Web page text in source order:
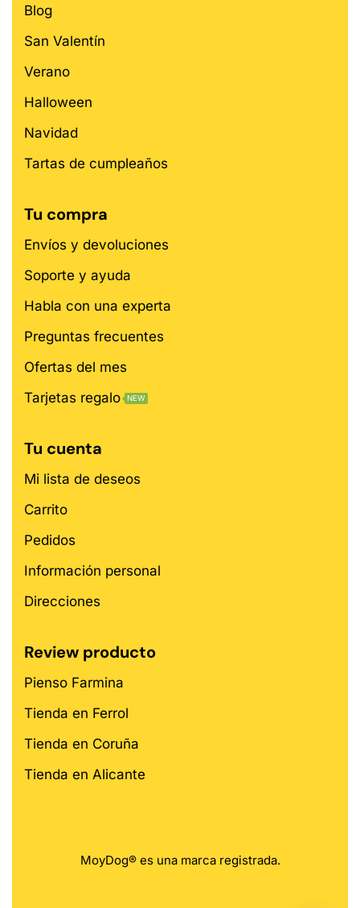
Blog
San Valentín
Verano
Halloween
Navidad
Tartas de cumpleaños
Tu compra
Envíos y devoluciones
Soporte y ayuda
Habla con una experta
Preguntas frecuentes
Ofertas del mes
Tarjetas regalo
NEW
Tu cuenta
Mi lista de deseos
Carrito
Pedidos
Información personal
Direcciones
Review producto
Pienso Farmina
Tienda en Ferrol
Tienda en Coruña
Tienda en Alicante
MoyDog® es una marca registrada.